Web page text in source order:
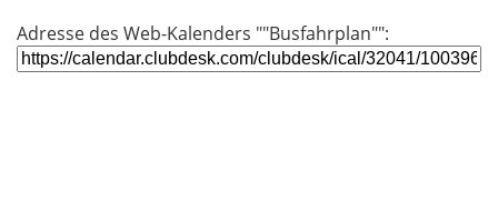
Adresse des Web-Kalenders ""Busfahrplan"":